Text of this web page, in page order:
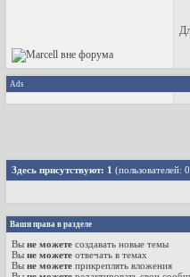
Ads
Здесь присутствуют: 1 (пользователей:
Ваши права в разделе
Вы не можете создавать новые темы
Вы не можете отвечать в темах
Вы не можете прикреплять вложения